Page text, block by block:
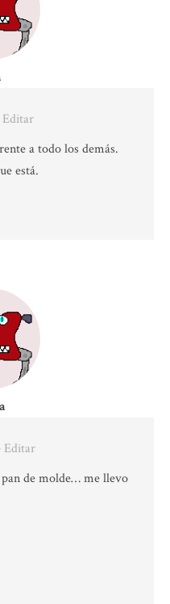
Editar
a todo los demás.
está.
· Editar
pan de molde… me llevo